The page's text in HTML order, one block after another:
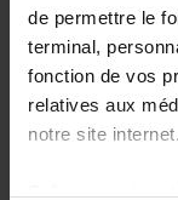
de permettre le
terminal,
fonction de vos
relatives aux
notre site internet.
Revue de presse
Partager cet